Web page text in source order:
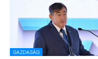
GAZDASÁG